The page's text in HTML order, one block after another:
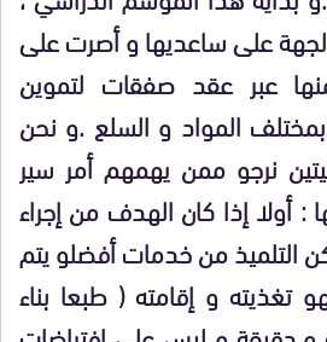
على ساعديهاو أصرت على
عبر عقد صفقات لتموين
بمختلف المواد و السلع .و نحن
نرجو ممن يهمهم أمر سير
: أولا إذا كان الهدف من إجراء
التلميذ من خدمات أفضلو يتم
و إقامته ( طبعا بناء